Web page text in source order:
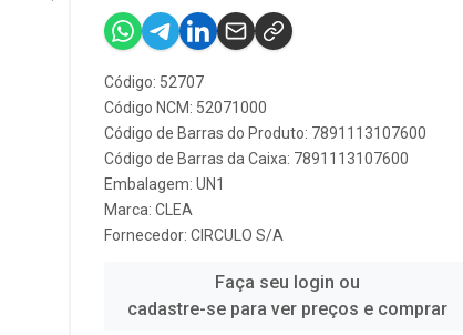
Código: 52707
Código NCM: 52071000
Código de Barras do Produto: 7891113107600
Código de Barras da Caixa: 7891113107600
Embalagem: UN1
Marca: CLEA
Fornecedor: CIRCULO S/A
Faça seu login ou
cadastre-se para ver preços e comprar